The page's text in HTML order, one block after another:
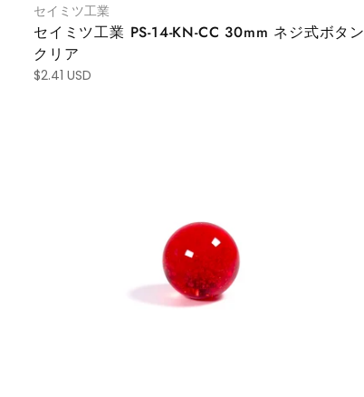
セイミツ工業
セイミツ工業 PS-14-KN-CC 30mm ネジ式ボタン
クリア
$2.41 USD